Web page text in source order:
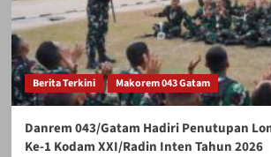
Berita Terkini Makorem 043 Gatam
Danrem 043/Gatam Hadiri Penutupan
Ke-1 Kodam XXI/Radin Inten Tahun 2026